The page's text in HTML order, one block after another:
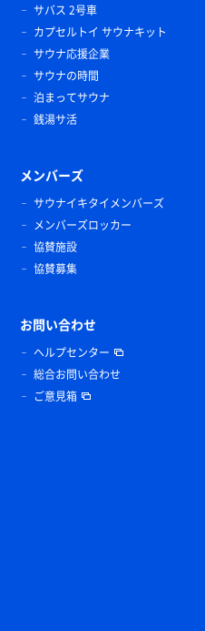
サバス 2号車
カプセルトイ サウナキット
サウナ応援企業
サウナの時間
泊まってサウナ
銭湯サ活
メンバーズ
サウナイキタイメンバーズ
メンバーズロッカー
協賛施設
協賛募集
お問い合わせ
ヘルプセンター
総合お問い合わせ
ご意見箱